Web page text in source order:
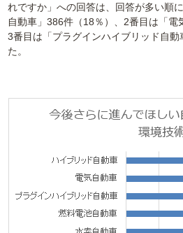
れですか」への回答は、回答が多い順
自動車」386件（18％）、2番目は「電
3番目は「プラグインハイブリッド自
た。